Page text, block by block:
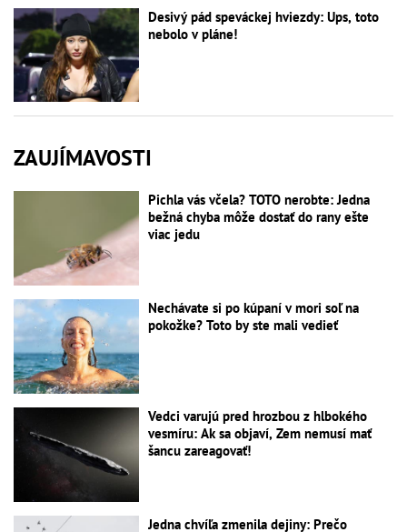
Desivý pád speváckej hviezdy: Ups, toto
nebolo v pláne!
ZAUJÍMAVOSTI
Pichla vás včela? TOTO nerobte: Jedna
bežná chyba môže dostať do rany ešte
viac jedu
Nechávate si po kúpaní v mori soľ na
pokožke? Toto by ste mali vedieť
Vedci varujú pred hrozbou z hlbokého
vesmíru: Ak sa objaví, Zem nemusí mať
šancu zareagovať!
Jedna chvíľa zmenila dejiny: Prečo